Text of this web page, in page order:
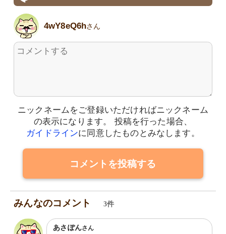
4wY8eQ6hさん
ニックネームをご登録いただければニックネーム
の表示になります。
投稿を行った場合、
ガイドラインに同意したものとみなします。
コメントを投稿する
みんなのコメント 3件
あさぽんさん